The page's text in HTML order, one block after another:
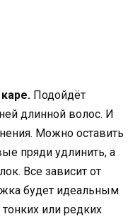
Подойдёт
длинной волос. И
Можно оставить
пряди удлинить, а
Все зависит от
будет идеальным
или редких